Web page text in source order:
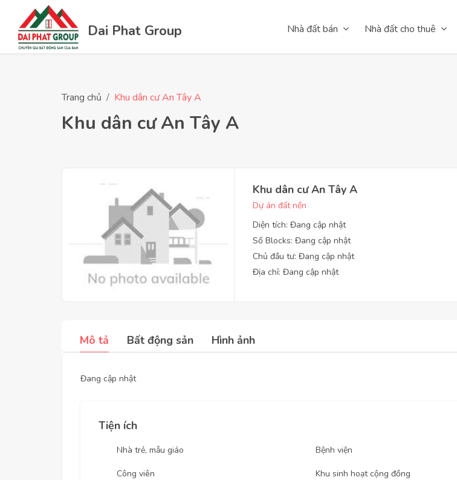
Dai Phat Group Nhà đất bán Nhà đất cho thuê
Trang chủ Khu dân cư An Tây A
Khu dân cư An Tây A
Khu dân cư An Tây A
Dự án đất nền
Diện tích: Đang cập nhật
Số Blocks: Đang cập nhật
Chủ đầu tư: Đang cập nhật
Địa chỉ: Đang cập nhật
Mô tả Bất động sản Hình ảnh
Đang cập nhật
Tiện ích
Nhà trẻ, mẫu giáo
Công viên
Bệnh viện
Khu sinh hoạt cộng đồng